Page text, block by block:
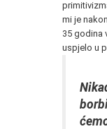
mi je
35 godina
uspjelo u